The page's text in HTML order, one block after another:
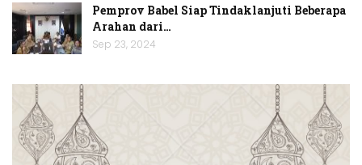
Pemprov Babel Siap Tindaklanjuti Beberapa
Arahan dari…
Sep 23, 2024